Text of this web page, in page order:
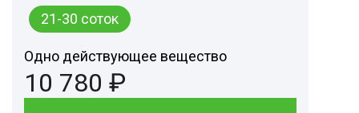
21-30 соток
Одно действующее вещество
10 780 ₽